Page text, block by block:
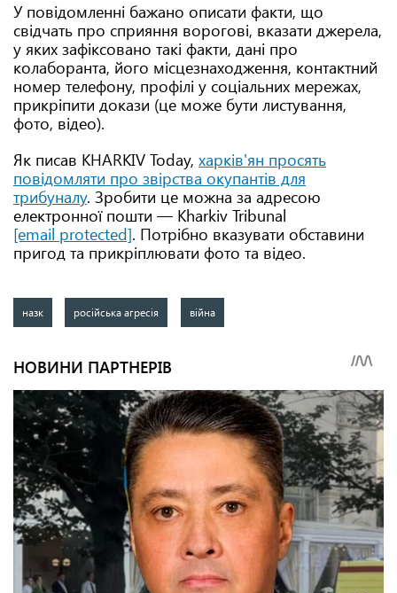
У повідомленні бажано описати факти, що
свідчать про сприяння ворогові, вказати джерела,
у яких зафіксовано такі факти, дані про
колаборанта, його місцезнаходження, контактний
номер телефону, профілі у соціальних мережах,
прикріпити докази (це може бути листування,
фото, відео).
Як писав KHARKIV Today, харків'ян просять
повідомляти про звірства окупантів для
трибуналу. Зробити це можна за адресою
електронної пошти — Kharkiv Tribunal
[email protected]. Потрібно вказувати обставини
пригод та прикріплювати фото та відео.
назк російська агресія війна